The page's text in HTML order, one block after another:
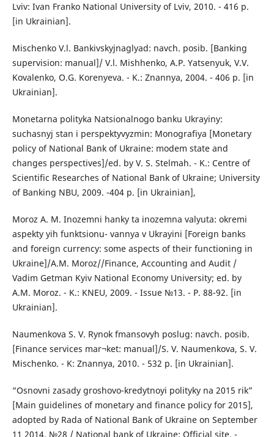
Lviv: Ivan Franko National University of Lviv, 2010. - 416 p.
[in Ukrainian].
Mischenko V.l. Bankivskyjnaglyad: navch. posib. [Banking
supervision: manual]/ V.l. Mishhenko, A.P. Yatsenyuk, V.V.
Kovalenko, O.G. Korenyeva. - K.: Znannya, 2004. - 406 p. [in
Ukrainian].
Monetarna polityka Natsionalnogo banku Ukrayiny:
suchasnyj stan і perspektyvyzmin: Monografiya [Monetary
policy of National Bank of Ukraine: modem state and
changes perspectives]/ed. by V. S. Stelmah. - K.: Centre of
Scientific Researches of National Bank of Ukraine; University
of Banking NBU, 2009. -404 p. [in Ukrainian],
Moroz A. M. Inozemni hanky ta inozemna valyuta: okremi
aspekty yih funktsionu- vannya v Ukrayini [Foreign banks
and foreign currency: some aspects of their functioning in
Ukraine]/A.M. Moroz//Finance, Accounting and Audit /
Vadim Getman Kyiv National Economy University; ed. by
A.M. Moroz. - K.: KNEU, 2009. - Issue №13. - P. 88-92. [in
Ukrainian].
Naumenkova S. V. Rynok fmansovyh poslug: navch. posib.
[Finance services mar¬ket: manual]/S. V. Naumenkova, S. V.
Mischenko. - K: Znannya, 2010. - 532 p. [in Ukrainian].
“Osnovni zasady groshovo-kredytnoyi polityky na 2015 rik”
[Main guidelines of monetary and finance policy for 2015],
adopted by Rada of National Bank of Ukraine on September
11 2014. №28 / National bank of Ukraine: Official site. -